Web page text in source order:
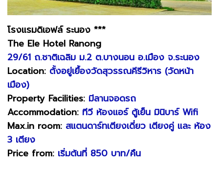
โรงแรมดิเอฟล์ ระนอง ***
The Ele Hotel Ranong
29/61 ถ.ชาติเฉลิม ม.2 ต.บางนอน อ.เมือง จ.ระนอง
Location: ตั้งอยู่เยื้องวัดสุวรรณคีรีวิหาร (วัดหน้า
เมือง)
Property Facilities: มีลานจอดรถ
Accommodation: ทีวี ห้องแอร์ ตู้เย็น มินิบาร์ Wifi
Max.in room: สแตนดาร์ทเตียงเดี่ยว เตียงคู่ และ ห้อง
3 เตียง
Price from: เริ่มต้นที่ 850 บาท/คืน